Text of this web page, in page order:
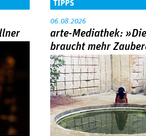
TIPPS
06.08.2026
arte-Mediathek:
braucht mehr